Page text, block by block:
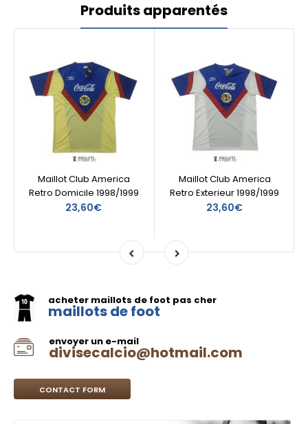
Produits apparentés
Maillot Club America
Retro Domicile 1998/1999
23,60€
Maillot Club America
Retro Exterieur 1998/1999
23,60€
acheter maillots de foot pas cher
maillots de foot
envoyer un e-mail
divisecalcio@hotmail.com
CONTACT FORM